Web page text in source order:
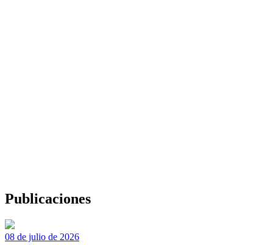
Publicaciones
08 de julio de 2026